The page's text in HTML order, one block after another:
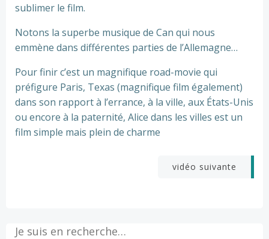
sublimer le film.
Notons la superbe musique de Can qui nous
emmène dans différentes parties de l’Allemagne…
Pour finir c’est un magnifique road-movie qui
préfigure Paris, Texas (magnifique film également)
dans son rapport à l’errance, à la ville, aux États-Unis
ou encore à la paternité, Alice dans les villes est un
film simple mais plein de charme
Navigation
vidéo suivante
Je suis en recherche…